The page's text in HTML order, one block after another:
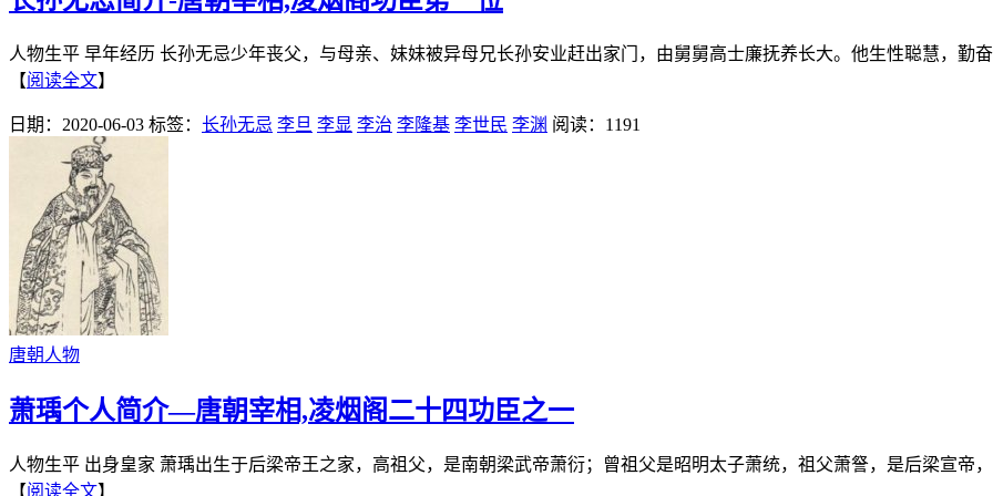
人物生平 早年经历 长孙无忌少年丧父，与母亲、妹妹被异母兄长孙安业赶出家门，由舅舅高士廉抚养长大。他生性聪慧，勤
【阅读全文】
日期：2020-06-03 标签： 长孙无忌 李旦 李显 李治 李隆基 李世民 李渊 阅读：1191
唐朝人物
萧瑀个人简介—唐朝宰相,凌烟阁二十四功臣之一
人物生平 出身皇家 萧瑀出生于后梁帝王之家，高祖父，是南朝梁武帝萧衍；曾祖父是昭明太子萧统，祖父萧詧，是后梁宣帝
【阅读全文】